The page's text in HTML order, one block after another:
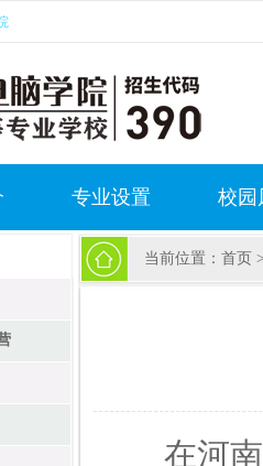
专业设置 校园
当前位置： 首页
在河南新